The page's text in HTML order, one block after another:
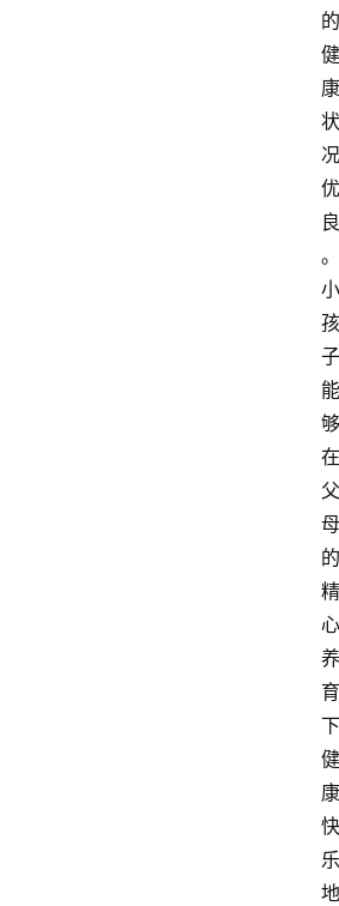
的
健
康
状
况
优
良
。
小
孩
子
能
够
在
父
母
的
精
心
养
育
下
健
康
快
乐
地